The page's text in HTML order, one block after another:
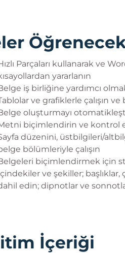
Parçaları kullanarak ve
yararlanın
iş birliğine yardımcı
ve grafiklerle çalışın
oluşturmayı
biçimlendirin ve kontrol
düzenini, üstbilgileri/
bölümleriyle çalışın
biçimlendirmek için
ve şekiller; başlıklar,
edin; dipnotlar ve
İçeriği